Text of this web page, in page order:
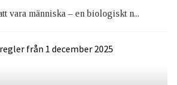
vara människa – en biologiskt n...